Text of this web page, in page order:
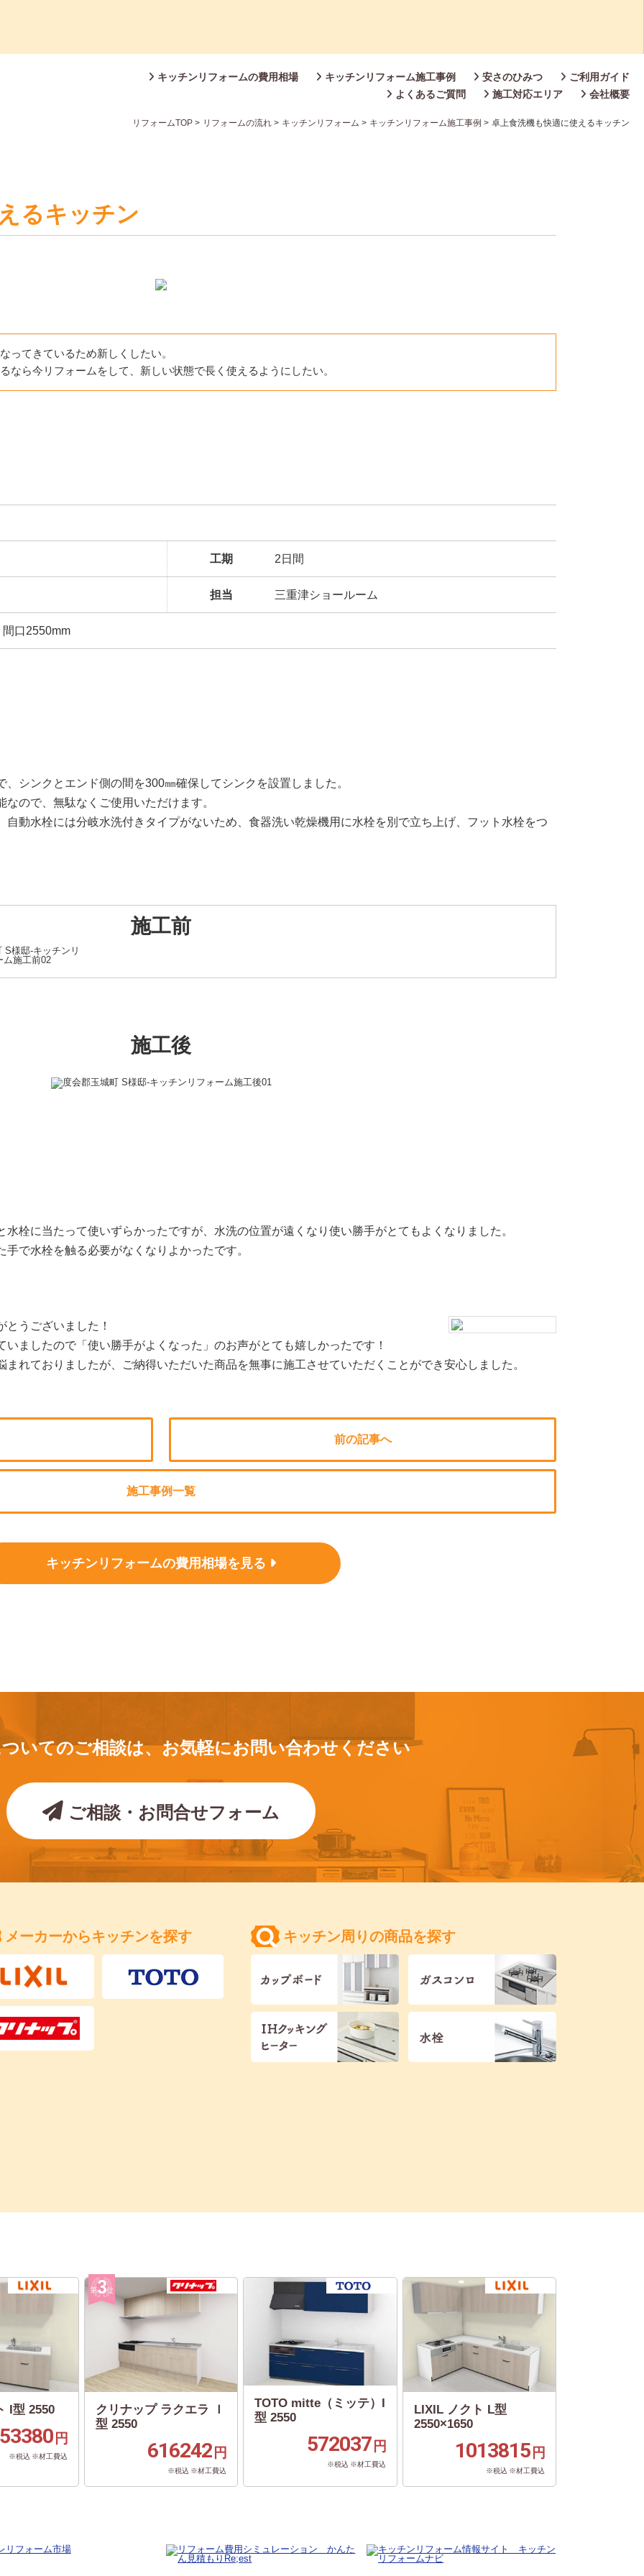
キッチンリフォームの費用相場 キッチンリフォーム施工事例 安さのひみつ
ご利用ガイド
よくあるご質問
施工対応エリア 会社概要
リフォームTOP > リフォームの流れ > キッチンリフォーム > キッチンリフォーム施工事例 > 卓上食洗機も快適に使えるキッチン
るキッチン
ってきているため新しくしたい。
なら今リフォームをして、新しい状態で長く使えるようにしたい。
工期 2日間
担当 三重津ショールーム
口2550mm
シンクとエンド側の間を300㎜確保してシンクを設置しました。
ので、無駄なくご使用いただけます。
動水栓には分岐水洗付きタイプがないため、食器洗い乾燥機用に水栓を別で立ち上げ、フット水栓をつ
施工前
施工後
栓に当たって使いずらかったですが、水洗の位置が遠くなり使い勝手がとてもよくなりました。
で水栓を触る必要がなくなりよかったです。
うございました！
ましたので「使い勝手がよくなった」のお声がとても嬉しかったです！
れておりましたが、ご納得いただいた商品を無事に施工させていただくことができ安心しました。
前の記事へ
施工事例一覧
キッチンリフォームの費用相場を見る
いてのご相談は、お気軽にお問い合わせください
ご相談・お問合せフォーム
メーカーからキッチンを探す キッチン周りの商品を探す
I型 2550
円
※税込 ※材工費込
クリナップ ラクエラ Ｉ
型 2550
616242 円
※税込 ※材工費込
TOTO mitte（ミッテ）I
型 2550
572037 円
※税込 ※材工費込
LIXIL ノクト L型
2550×1650
1013815 円
※税込 ※材工費込